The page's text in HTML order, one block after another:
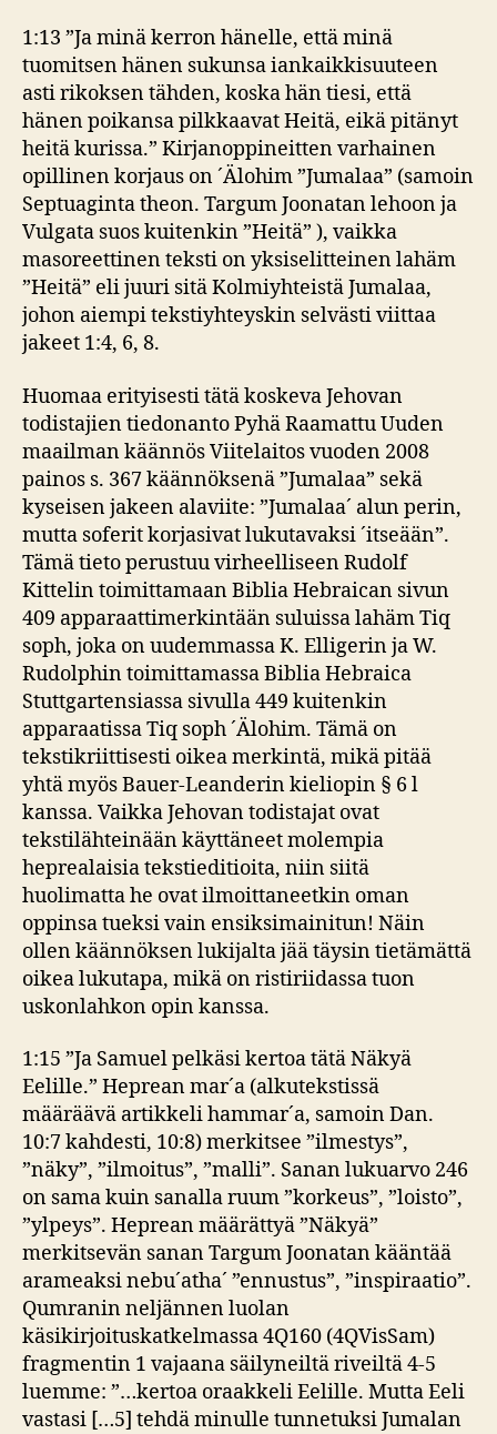
1:13 ”Ja minä kerron hänelle, että minä
tuomitsen hänen sukunsa iankaikkisuuteen
asti rikoksen tähden, koska hän tiesi, että
hänen poikansa pilkkaavat Heitä, eikä pitänyt
heitä kurissa.” Kirjanoppineitten varhainen
opillinen korjaus on ´Älohim ”Jumalaa” (samoin
Septuaginta theon. Targum Joonatan lehoon ja
Vulgata suos kuitenkin ”Heitä” ), vaikka
masoreettinen teksti on yksiselitteinen lahäm
”Heitä” eli juuri sitä Kolmiyhteistä Jumalaa,
johon aiempi tekstiyhteyskin selvästi viittaa
jakeet 1:4, 6, 8.
Huomaa erityisesti tätä koskeva Jehovan
todistajien tiedonanto Pyhä Raamattu Uuden
maailman käännös Viitelaitos vuoden 2008
painos s. 367 käännöksenä ”Jumalaa” sekä
kyseisen jakeen alaviite: ”Jumalaa´ alun perin,
mutta soferit korjasivat lukutavaksi ´itseään”.
Tämä tieto perustuu virheelliseen Rudolf
Kittelin toimittamaan Biblia Hebraican sivun
409 apparaattimerkintään suluissa lahäm Tiq
soph, joka on uudemmassa K. Elligerin ja W.
Rudolphin toimittamassa Biblia Hebraica
Stuttgartensiassa sivulla 449 kuitenkin
apparaatissa Tiq soph ´Älohim. Tämä on
tekstikriittisesti oikea merkintä, mikä pitää
yhtä myös Bauer-Leanderin kieliopin § 6 l
kanssa. Vaikka Jehovan todistajat ovat
tekstilähteinään käyttäneet molempia
heprealaisia tekstieditioita, niin siitä
huolimatta he ovat ilmoittaneetkin oman
oppinsa tueksi vain ensiksimainitun! Näin
ollen käännöksen lukijalta jää täysin tietämättä
oikea lukutapa, mikä on ristiriidassa tuon
uskonlahkon opin kanssa.
1:15 ”Ja Samuel pelkäsi kertoa tätä Näkyä
Eelille.” Heprean mar´a (alkutekstissä
määräävä artikkeli hammar´a, samoin Dan.
10:7 kahdesti, 10:8) merkitsee ”ilmestys”,
”näky”, ”ilmoitus”, ”malli”. Sanan lukuarvo 246
on sama kuin sanalla ruum ”korkeus”, ”loisto”,
”ylpeys”. Heprean määrättyä ”Näkyä”
merkitsevän sanan Targum Joonatan kääntää
arameaksi nebu´atha´ ”ennustus”, ”inspiraatio”.
Qumranin neljännen luolan
käsikirjoituskatkelmassa 4Q160 (4QVisSam)
fragmentin 1 vajaana säilyneiltä riveiltä 4-5
luemme: ”…kertoa oraakkeli Eelille. Mutta Eeli
vastasi […5] tehdä minulle tunnetuksi Jumalan